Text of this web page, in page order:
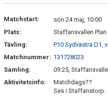
KONTAKT
Matchstart:
sön 24 maj, 10:00
Plats:
Staffansvallen
Tävling:
P10 Sydvästra D1,
Matchnummer: 131728023
Samling:
09:25,
Aktivitetsinfo:
Matchdags??
Ses i Staffanstorp.